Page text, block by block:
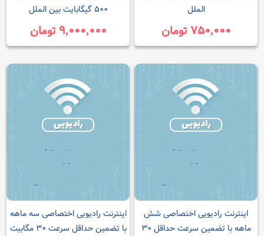
الملل
۷۵۰,۰۰۰ تومان
۵۰۰ گیگابایت بین الملل
۹,۰۰۰,۰۰۰ تومان
اینترنت رادیویی اختصاصی شش
ماهه با تضمین سرعت حداقل ۳۰
اینترنت رادیویی اختصاصی سه ماهه
با تضمین حداقل سرعت ۳۰ مگابیت